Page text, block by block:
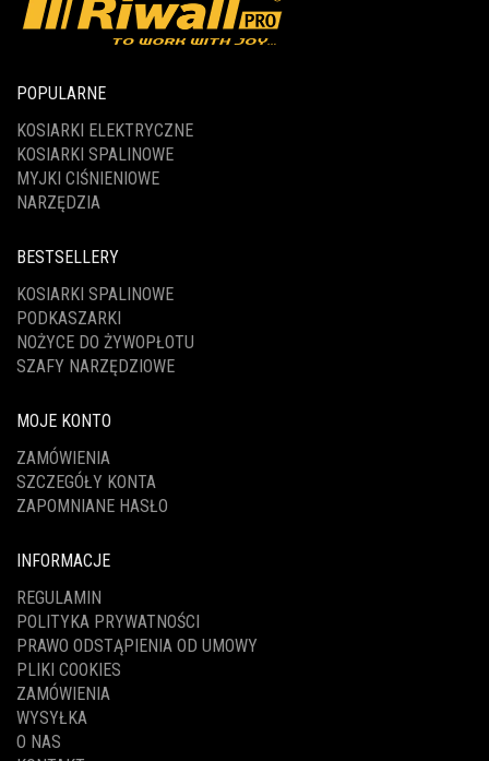
POPULARNE
KOSIARKI ELEKTRYCZNE
KOSIARKI SPALINOWE
MYJKI CIŚNIENIOWE
NARZĘDZIA
BESTSELLERY
KOSIARKI SPALINOWE
PODKASZARKI
NOŻYCE DO ŻYWOPŁOTU
SZAFY NARZĘDZIOWE
MOJE KONTO
ZAMÓWIENIA
SZCZEGÓŁY KONTA
ZAPOMNIANE HASŁO
INFORMACJE
REGULAMIN
POLITYKA PRYWATNOŚCI
PRAWO ODSTĄPIENIA OD UMOWY
PLIKI COOKIES
ZAMÓWIENIA
WYSYŁKA
O NAS